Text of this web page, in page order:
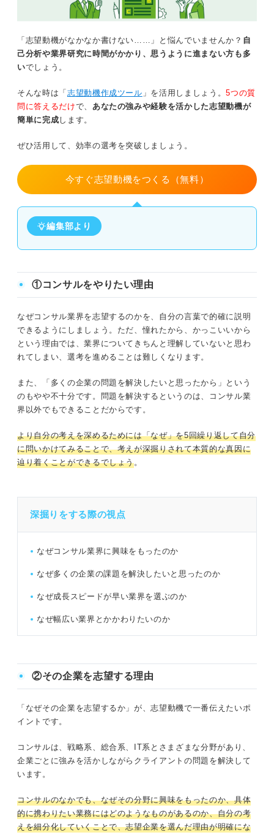
「志望動機がなかなか書けない……」と悩んでいませんか？ 自
己分析や業界研究に時間がかかり、思うように進まない方も多
いでしょう。
そんな時は「 志望動機作成ツール 」を活用しましょう。5つの質
問に答えるだけで、 あなたの強みや経験を活かした志望動機が
簡単に完成します。
ぜひ活用して、効率の選考を突破しましょう。
今すぐ志望動機をつくる（無料）
編集部より
①コンサルをやりたい理由
なぜコンサル業界を志望するのかを、自分の言葉で的確に説明
できるようにしましょう。ただ、憧れたから、かっこいいから
という理由では、業界についてきちんと理解していないと思わ
れてしまい、選考を進めることは難しくなります。
また、「多くの企業の問題を解決したいと思ったから」という
のもやや不十分です。問題を解決するというのは、コンサル業
界以外でもできることだからです。
より自分の考えを深めるためには「なぜ」を5回繰り返して自分
に問いかけてみることで、考えが深掘りされて本質的な真因に
辿り着くことができるでしょう。
深掘りをする際の視点
なぜコンサル業界に興味をもったのか
なぜ多くの企業の課題を解決したいと思ったのか
なぜ成長スピードが早い業界を選ぶのか
なぜ幅広い業界とかかわりたいのか
②その企業を志望する理由
「なぜその企業を志望するか」が、志望動機で一番伝えたいポ
イントです。
コンサルは、戦略系、総合系、IT系とさまざまな分野があり、
企業ごとに強みを活かしながらクライアントの問題を解決して
います。
コンサルのなかでも、なぜその分野に興味をもったのか、具体
的に携わりたい業務にはどのようなものがあるのか、自分の考
えを細分化していくことで、志望企業を選んだ理由が明確にな